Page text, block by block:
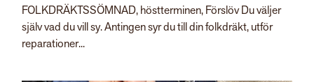
FOLKDRÄKTSSÖMNAD, höstterminen, Förslöv Du väljer
själv vad du vill sy. Antingen syr du till din folkdräkt, utför
reparationer...